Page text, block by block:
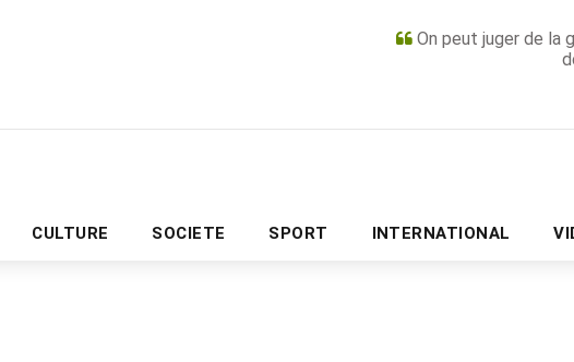
On peut juger de la
CULTURE SOCIETE SPORT INTERNATIONAL
PUBLICITÉ